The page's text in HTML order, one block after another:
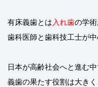
有床義歯とは入れ歯の学術
歯科医師と歯科技工士が
日本が高齢社会へと進む
義歯の果たす役割は大き